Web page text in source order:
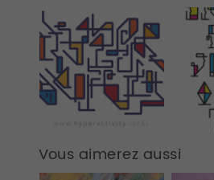
Vous aimerez aussi